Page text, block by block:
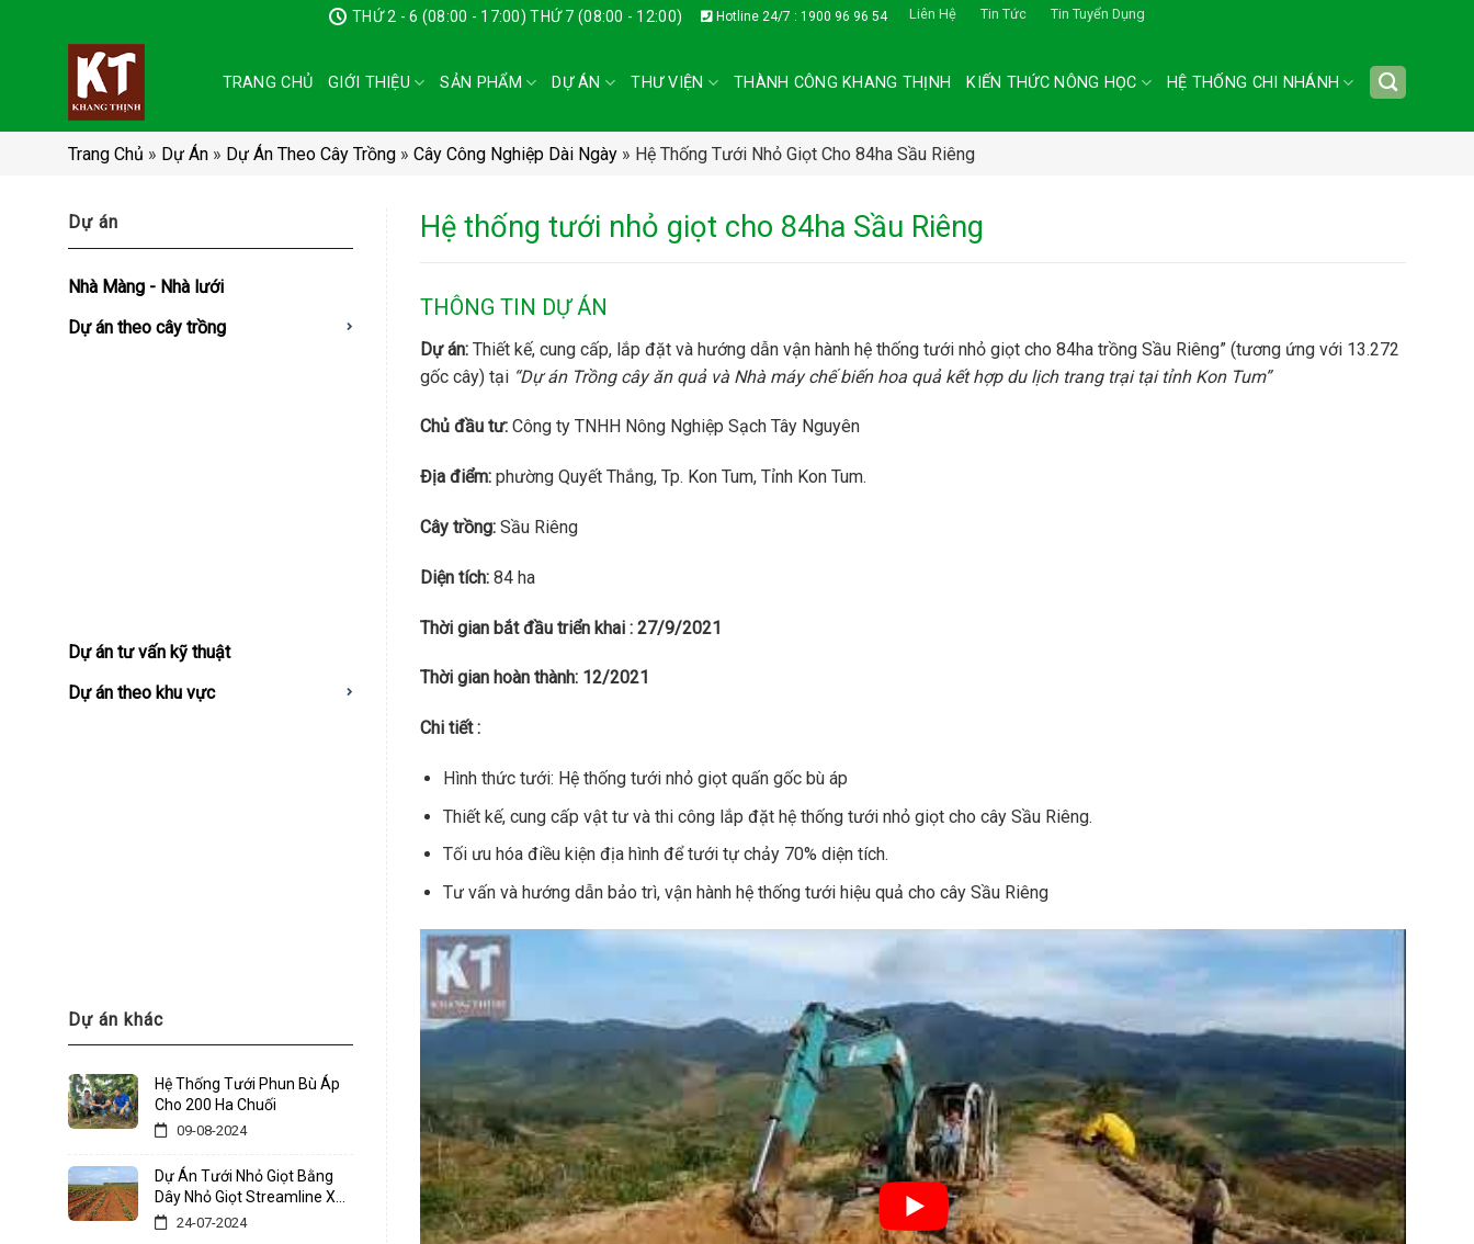
THỨ 2 - 6 (08:00 - 17:00) THỨ 7 (08:00 - 12:00) Hotline 24/7 : 1900 96 96 54 Liên Hệ Tin Tức Tin Tuyển Dụng
TRANG CHỦ GIỚI THIỆU SẢN PHẨM DỰ ÁN THƯ VIỆN THÀNH CÔNG KHANG THỊNH KIẾN THỨC NÔNG HỌC HỆ THỐNG CHI NHÁNH
Trang Chủ » Dự Án » Dự Án Theo Cây Trồng » Cây Công Nghiệp Dài Ngày » Hệ Thống Tưới Nhỏ Giọt Cho 84ha Sầu Riêng
Dự án
Nhà Màng - Nhà lưới
Dự án theo cây trồng
Dự án tư vấn kỹ thuật
Dự án theo khu vực
Dự án khác
Hệ Thống Tưới Phun Bù Áp
Cho 200 Ha Chuối
09-08-2024
Dự Án Tưới Nhỏ Giọt Bằng
Dây Nhỏ Giọt Streamline X
Tại Dak Lak
24-07-2024
Hệ thống tưới nhỏ giọt cho 84ha Sầu Riêng
THÔNG TIN DỰ ÁN
Dự án: Thiết kế, cung cấp, lắp đặt và hướng dẫn vận hành hệ thống tưới nhỏ giọt cho 84ha trồng Sầu Riêng” (tương ứng với 13.272
gốc cây) tại “Dự án Trồng cây ăn quả và Nhà máy chế biến hoa quả kết hợp du lịch trang trại tại tỉnh Kon Tum”
Chủ đầu tư: Công ty TNHH Nông Nghiệp Sạch Tây Nguyên
Địa điểm: phường Quyết Thắng, Tp. Kon Tum, Tỉnh Kon Tum.
Cây trồng: Sầu Riêng
Diện tích: 84 ha
Thời gian bắt đầu triển khai : 27/9/2021
Thời gian hoàn thành: 12/2021
Chi tiết :
Hình thức tưới: Hệ thống tưới nhỏ giọt quấn gốc bù áp
Thiết kế, cung cấp vật tư và thi công lắp đặt hệ thống tưới nhỏ giọt cho cây Sầu Riêng.
Tối ưu hóa điều kiện địa hình để tưới tự chảy 70% diện tích.
Tư vấn và hướng dẫn bảo trì, vận hành hệ thống tưới hiệu quả cho cây Sầu Riêng